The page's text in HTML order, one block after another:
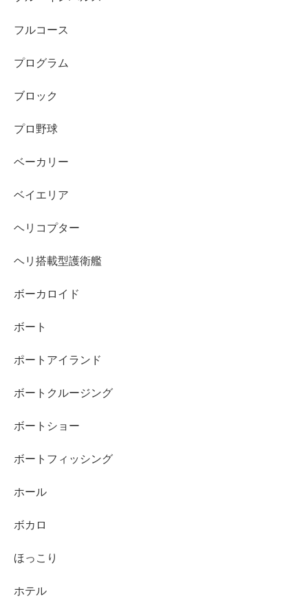
フルコース
プログラム
ブロック
プロ野球
ベーカリー
ベイエリア
ヘリコプター
ヘリ搭載型護衛艦
ボーカロイド
ボート
ポートアイランド
ボートクルージング
ボートショー
ボートフィッシング
ホール
ボカロ
ほっこり
ホテル